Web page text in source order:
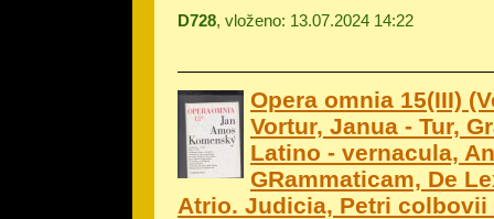
D728, vloženo: 13.07.2024 14:22
Opera omnia 15(III)
Vortur, Janua - Tur,
Latino - vernacula,
GRammaticam, De
Atrio. Judicia, Petri colbovii